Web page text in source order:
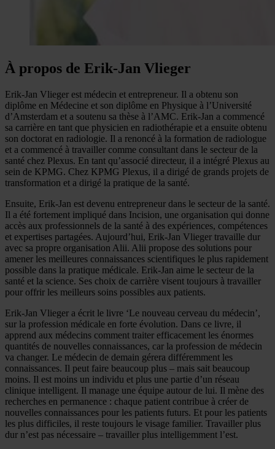
À propos de Erik-Jan Vlieger
Erik-Jan Vlieger est médecin et entrepreneur. Il a obtenu son
diplôme en Médecine et son diplôme en Physique à l’Université
d’Amsterdam et a soutenu sa thèse à l’AMC. Erik-Jan a commencé
sa carrière en tant que physicien en radiothérapie et a ensuite obtenu
son doctorat en radiologie. Il a renoncé à la formation de radiologue
et a commencé à travailler comme consultant dans le secteur de la
santé chez Plexus. En tant qu’associé directeur, il a intégré Plexus au
sein de KPMG. Chez KPMG Plexus, il a dirigé de grands projets de
transformation et a dirigé la pratique de la santé.
Ensuite, Erik-Jan est devenu entrepreneur dans le secteur de la santé.
Il a été fortement impliqué dans Incision, une organisation qui donne
accès aux professionnels de la santé à des expériences, compétences
et expertises partagées. Aujourd’hui, Erik-Jan Vlieger travaille dur
avec sa propre organisation Alii. Alii propose des solutions pour
amener les meilleures connaissances scientifiques le plus rapidement
possible dans la pratique médicale. Erik-Jan aime le secteur de la
santé et la science. Ses choix de carrière visent toujours à travailler
pour offrir les meilleurs soins possibles aux patients.
Erik-Jan Vlieger a écrit le livre ‘Le nouveau cerveau du médecin’,
sur la profession médicale en forte évolution. Dans ce livre, il
apprend aux médecins comment traiter efficacement les énormes
quantités de nouvelles connaissances, car la profession de médecin
va changer. Le médecin de demain gérera différemment les
connaissances. Il peut faire beaucoup plus – mais sait beaucoup
moins. Il est moins un individu et plus une partie d’un réseau
clinique intelligent. Il manage une équipe autour de lui. Il mène des
recherches en permanence : chaque patient contribue à créer de
nouvelles connaissances pour les patients futurs. Et pour les patients
les plus difficiles, il reste toujours le visage familier. Travailler plus
dur n’est pas nécessaire – travailler plus intelligemment l’est.